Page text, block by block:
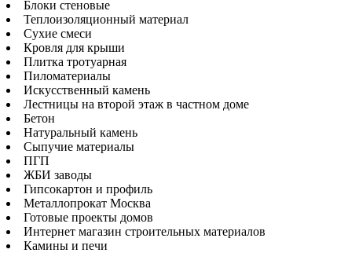
Блоки стеновые
Теплоизоляционный материал
Сухие смеси
Кровля для крыши
Плитка тротуарная
Пиломатериалы
Искусственный камень
Лестницы на второй этаж в частном доме
Бетон
Натуральный камень
Сыпучие материалы
ПГП
ЖБИ заводы
Гипсокартон и профиль
Металлопрокат Москва
Готовые проекты домов
Интернет магазин строительных материалов
Камины и печи